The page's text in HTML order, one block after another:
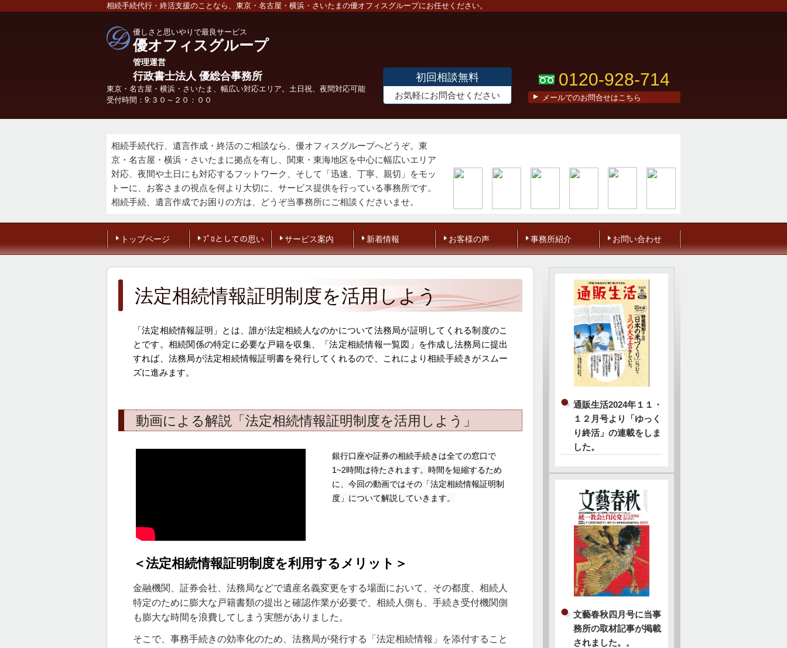
相続手続代行・終活支援のことなら、東京・名古屋・横浜・さいたまの優オフィスグループにお任せください。
優しさと思いやりで最良サービス
優オフィスグループ
管理運営
行政書士法人 優総合事務所
東京・名古屋・横浜・さいたま、幅広い対応エリア。土日祝、夜間対応可能
受付時間：9:３０～２０：００
初回相談無料
お気軽にお問合せください
0120-928-714
メールでのお問合せはこちら
相続手続代行、遺言作成・終活のご相談なら、優オフィスグループへどうぞ。東
京・名古屋・横浜・さいたまに拠点を有し、関東・東海地区を中心に幅広いエリア
対応、夜間や土日にも対応するフットワーク、そして「迅速、丁寧、親切」をモッ
トーに、お客さまの視点を何より大切に、サービス提供を行っている事務所です。
相続手続、遺言作成でお困りの方は、どうぞ当事務所にご相談くださいませ。
トップページ ﾌﾟﾛとしての思い サービス案内 新着情報 お客様の声 事務所紹介 お問い合わせ
法定相続情報証明制度を活用しよう
「法定相続情報証明」とは、誰が法定相続人なのかについて法務局が証明してくれる制度のこ
とです。相続関係の特定に必要な戸籍を収集、「法定相続情報一覧図」を作成し法務局に提出
すれば、 法務局が法定相続情報証明書を発行してくれるので、これにより相続手続きがスムー
ズに進みます。
動画による解説「法定相続情報証明制度を活用しよう」
銀行口座や証券の相続手続きは全ての窓口で
1~2時間は待たされます。時間を短縮するため
に、今回の動画ではその「法定相続情報証明制
度」について解説していきます。
＜法定相続情報証明制度を利用するメリット＞
金融機関、証券会社、法務局などで遺産名義変更をする場面において、その都度、相続人
特定のために膨大な戸籍書類の提出と確認作業が必要で、相続人側も、手続き受付機関側
も膨大な時間を浪費してしまう実態がありました。
そこで、事務手続きの効率化のため、法務局が発行する「法定相続情報」を添付すること
通販生活2024年１１・
１２月号より「ゆっく
り終活」の連載をしま
した。
文藝春秋四月号に当事
務所の取材記事が掲載
されました。 。